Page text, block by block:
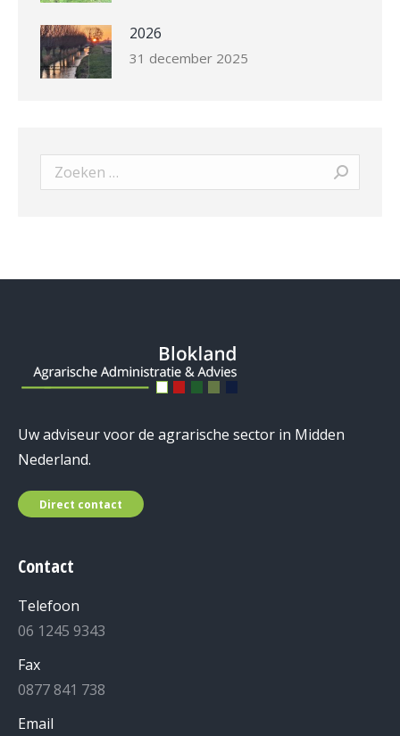
2026
31 december 2025
Search:
Uw adviseur voor de agrarische sector in Midden
Nederland.
Direct contact
Contact
Telefoon
06 1245 9343
Fax
0877 841 738
Email